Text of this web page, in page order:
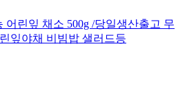
어린잎 채소 500g /당일생산출고 무
잎야채 비빔밥 샐러드등